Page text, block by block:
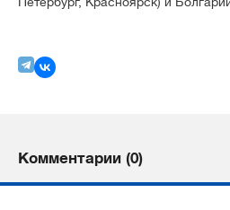
Комментарии (0)